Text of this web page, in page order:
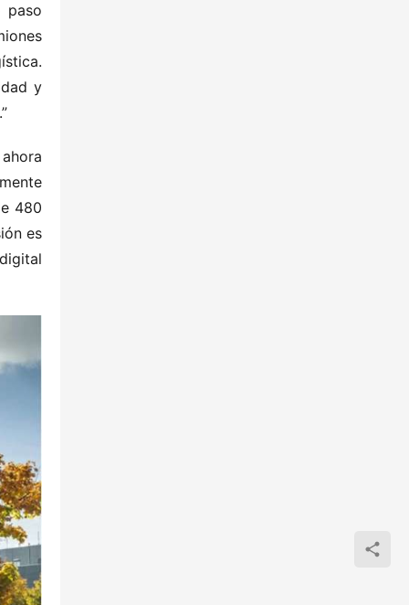
paso
y
480
es